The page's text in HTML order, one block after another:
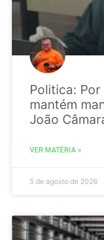
Politica: Por
mantém
João
VER MATÉRIA »
5 de agosto de 2026